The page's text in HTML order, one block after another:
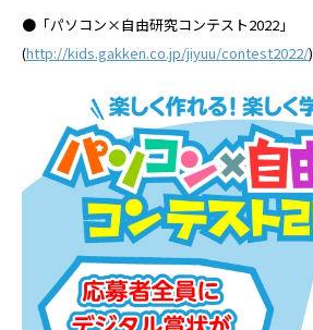
●「パソコン×自由研究コンテスト2022」
(http://kids.gakken.co.jp/jiyuu/contest2022/)